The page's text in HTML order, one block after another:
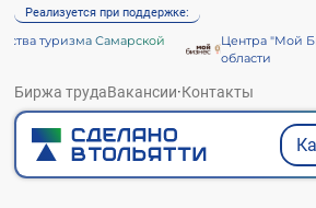
Реализуется при поддержке:
туризма Самарской
Центра "Мой
области
Биржа трудаВакансии·Контакты